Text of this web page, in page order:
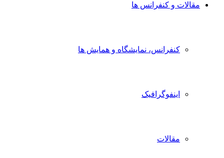
مقالات و کنفرانس ها
کنفرانس، نمایشگاه و همایش ها
اینفوگرافیک
مقالات